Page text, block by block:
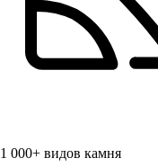
1 000+ видов камня